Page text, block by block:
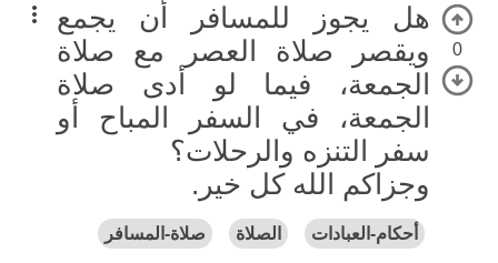
0
هل يجوز للمسافر أن يجمع
ويقصر صلاة العصر مع صلاة
الجمعة، فيما لو أدى صلاة
الجمعة، في السفر المباح أو
سفر التنزه والرحلات؟
وجزاكم الله كل خير.
أحكام-العبادات الصلاة صلاة-المسافر